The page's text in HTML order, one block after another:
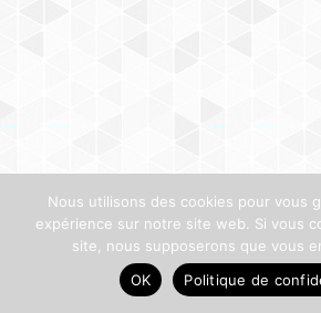
Nous utilisons des cookies pour vous
expérience sur notre site web. Si vous
site, nous supposerons que vous
OK
Politique de